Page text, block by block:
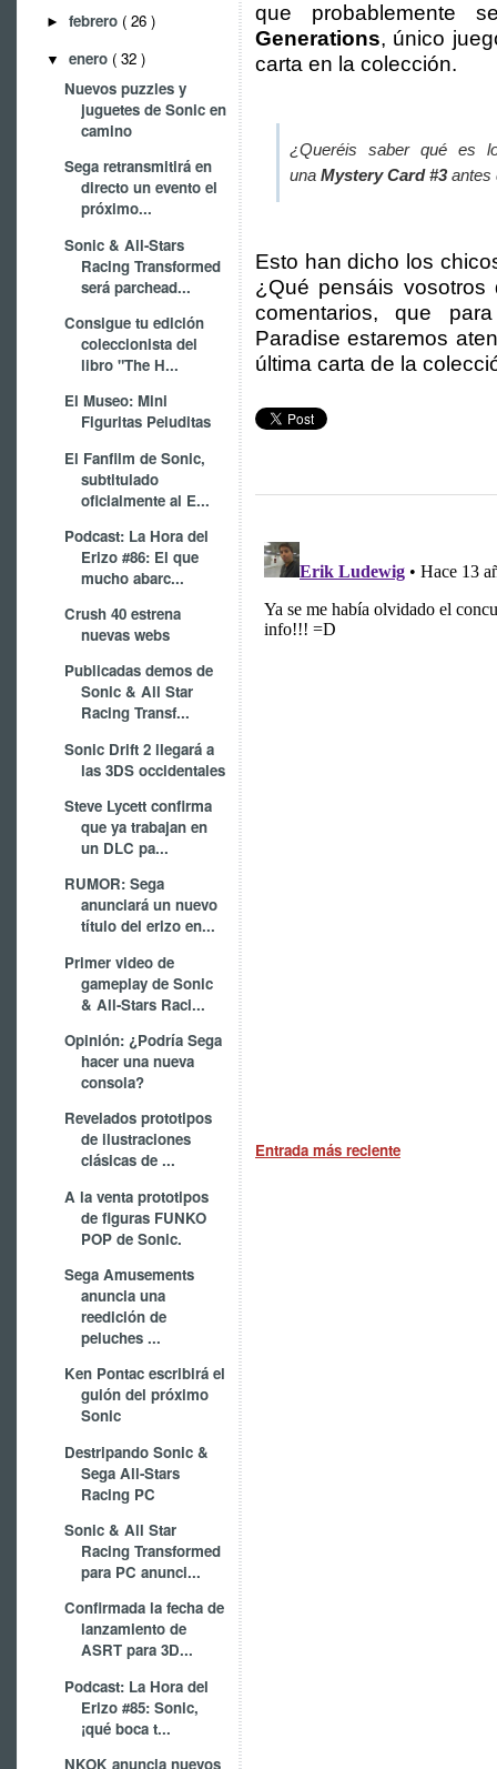
► febrero ( 26 )
▼ enero ( 32 )
Nuevos puzzles y
juguetes de Sonic en
camino
Sega retransmitirá en
directo un evento el
próximo...
Sonic & All-Stars
Racing Transformed
será parchead...
Consigue tu edición
coleccionista del
libro "The H...
El Museo: Mini
Figuritas Peluditas
El Fanfilm de Sonic,
subtitulado
oficialmente al E...
Podcast: La Hora del
Erizo #86: El que
mucho abarc...
Crush 40 estrena
nuevas webs
Publicadas demos de
Sonic & All Star
Racing Transf...
Sonic Drift 2 llegará a
las 3DS occidentales
Steve Lycett confirma
que ya trabajan en
un DLC pa...
RUMOR: Sega
anunciará un nuevo
título del erizo en...
Primer video de
gameplay de Sonic
& All-Stars Raci...
Opinión: ¿Podría Sega
hacer una nueva
consola?
Revelados prototipos
de ilustraciones
clásicas de ...
A la venta prototipos
de figuras FUNKO
POP de Sonic.
Sega Amusements
anuncia una
reedición de
peluches ...
Ken Pontac escribirá el
guión del próximo
Sonic
Destripando Sonic &
Sega All-Stars
Racing PC
Sonic & All Star
Racing Transformed
para PC anunci...
Confirmada la fecha de
lanzamiento de
ASRT para 3D...
Podcast: La Hora del
Erizo #85: Sonic,
¡qué boca t...
NKOK anuncia nuevos
que
Generations, único
carta en la colección.
¿Queréis saber qué es
una Mystery Card #3antes
Esto han dicho los
¿Qué pensáis
comentarios, que
Paradise estaremos
última carta de la
Entrada más reciente